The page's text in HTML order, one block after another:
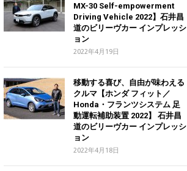
MX-30 Self-empowerment
Driving Vehicle 2022】石井昌
道のビリーヴカー インプレッシ
ョン
2022年4月19日
移動する喜び、自由が味わえる
クルマ【ホンダ フィット／
Honda・フランツシステム 足
動運転補助装置 2022】 石井昌
道のビリーヴカー インプレッシ
ョン
2022年4月18日